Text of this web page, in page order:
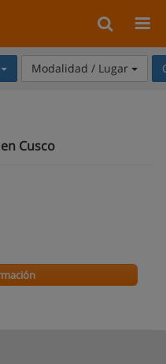
Modalidad / Lugar
Cusco